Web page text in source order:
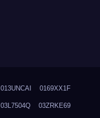
013UNCAI 0169XX1F
03L7504Q 03ZRKE69